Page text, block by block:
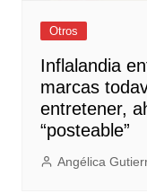
Otros
Inflalandia
marcas
entretener,
“posteable”
Angélica